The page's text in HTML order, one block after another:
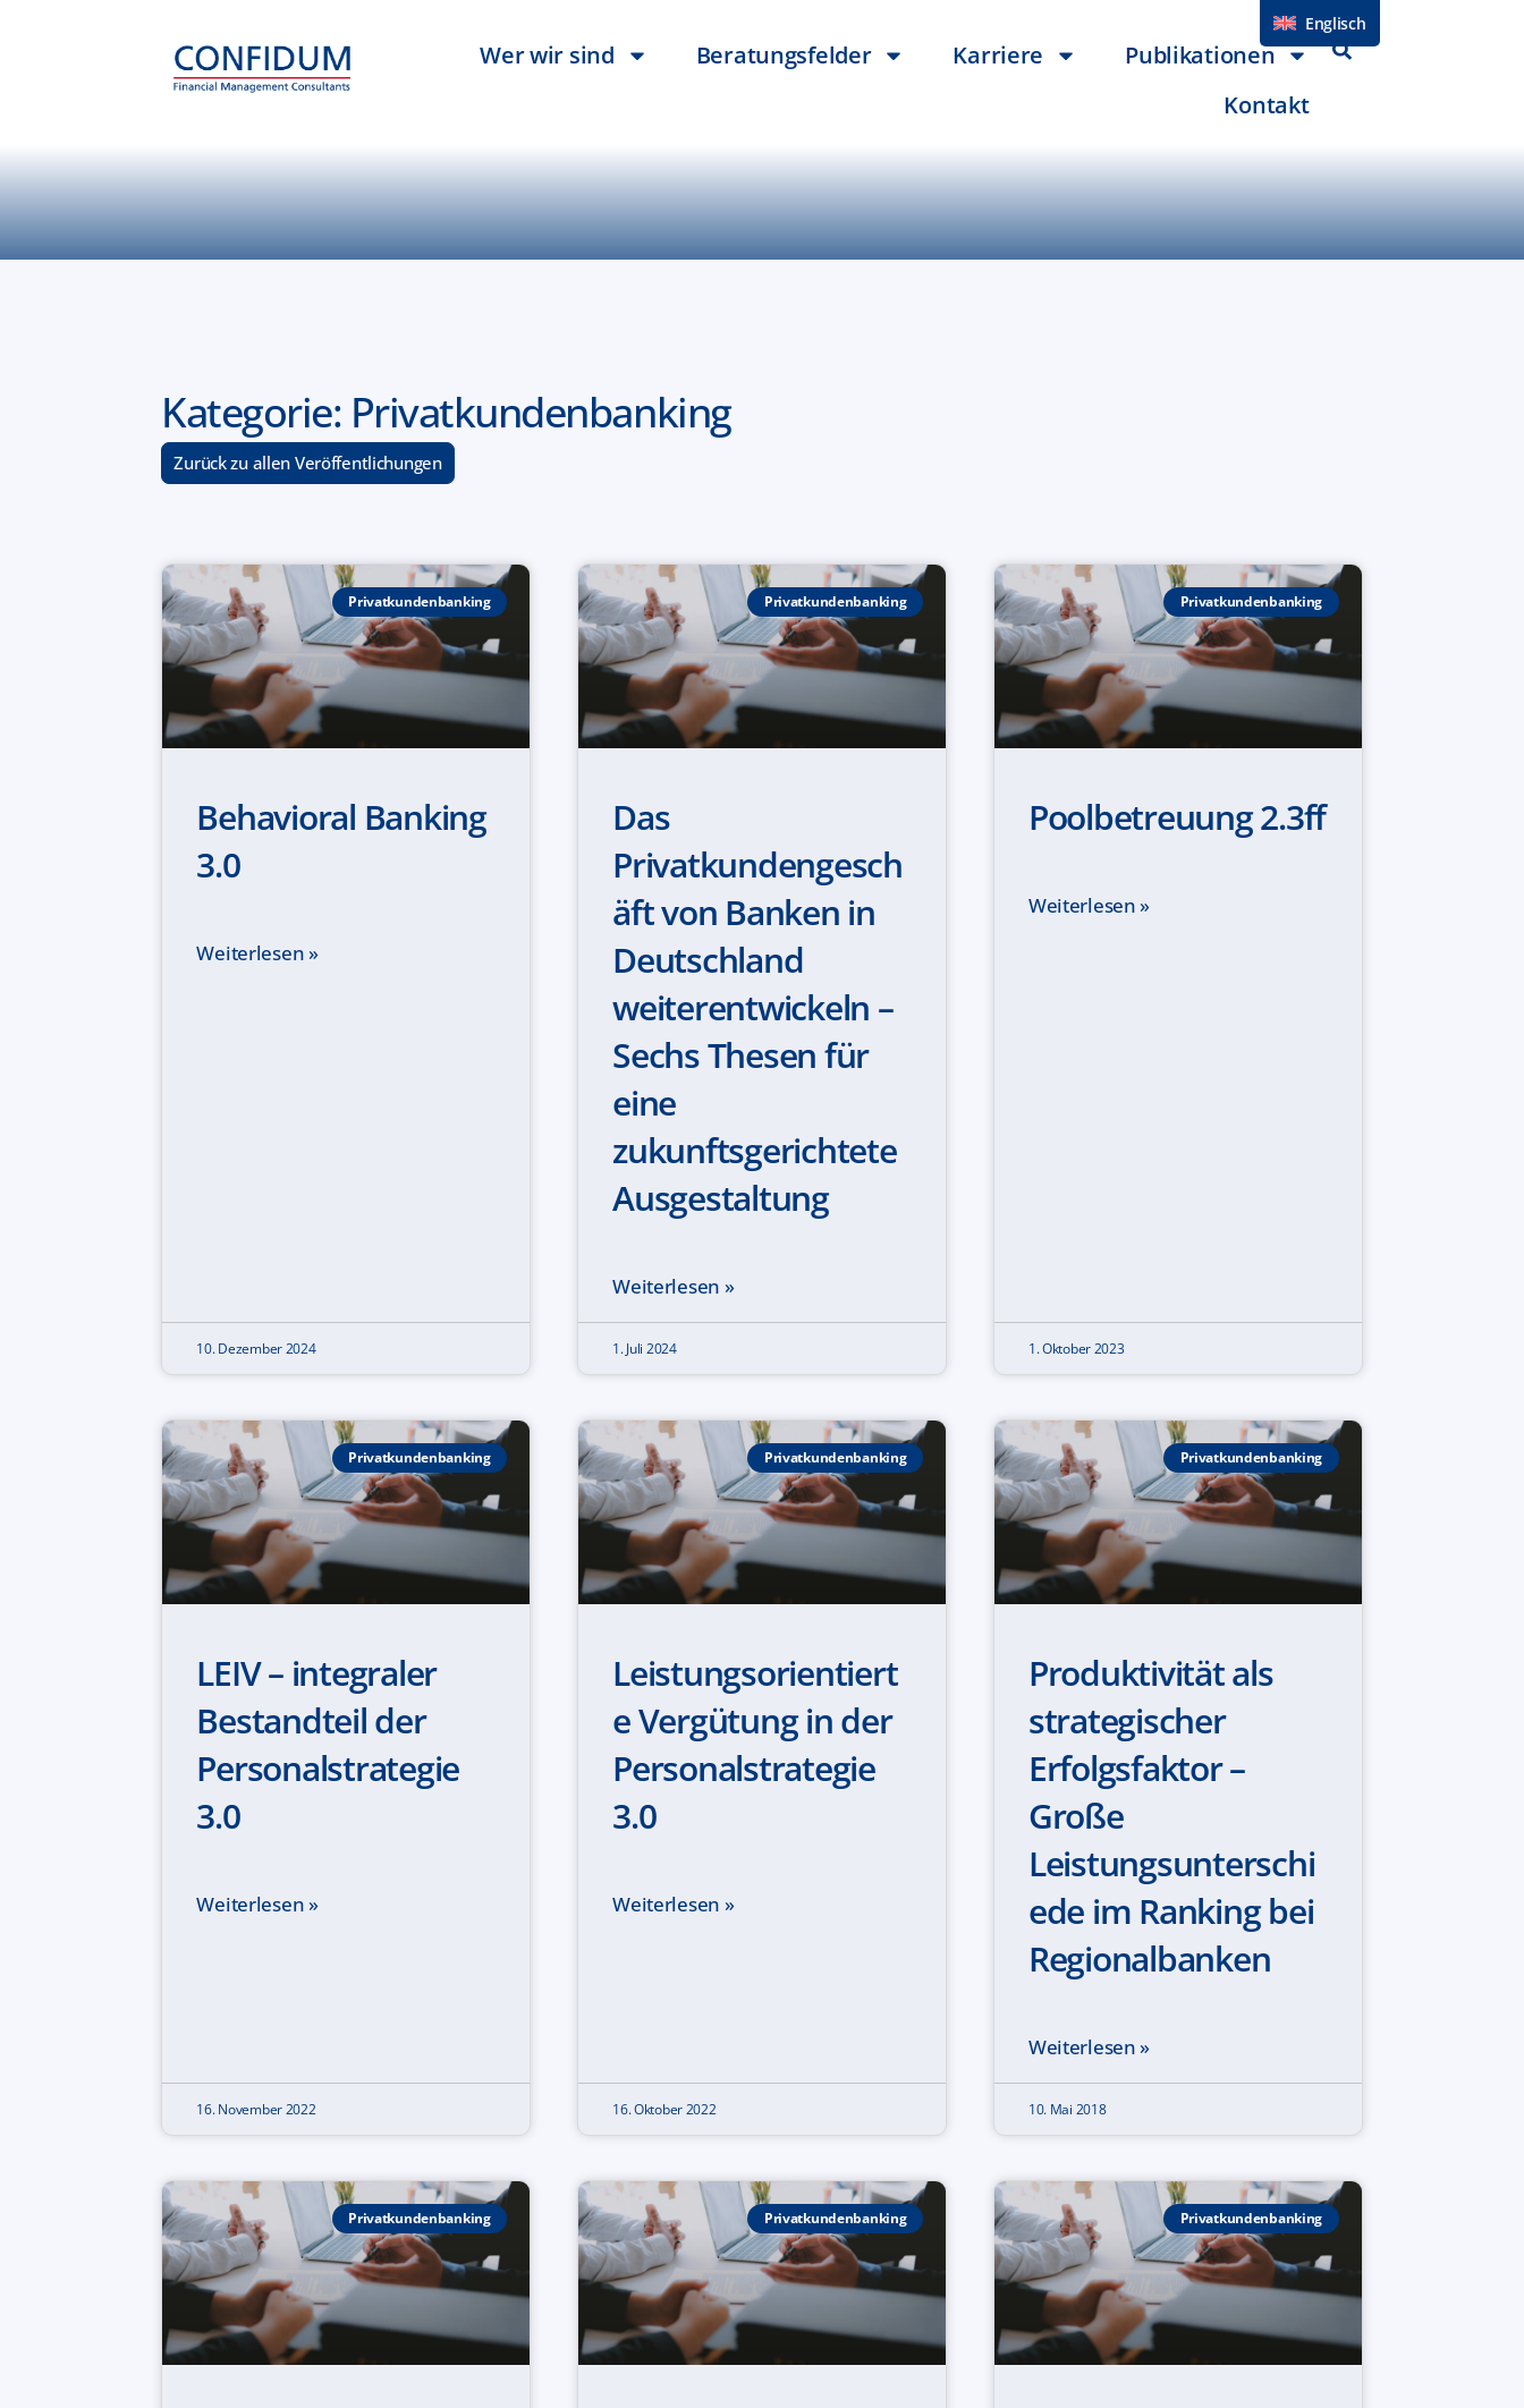
Englisch
Wer wir sind Beratungsfelder Karriere
Publikationen
Kontakt
Kategorie: Privatkundenbanking
Zurück zu allen Veröffentlichungen
Privatkundenbanking
Behavioral Banking
3.0
Weiterlesen »
10. Dezember 2024
Privatkundenbanking
Das
Privatkundengesch
äft von Banken in
Deutschland
weiterentwickeln –
Sechs Thesen für
eine
zukunftsgerichtete
Ausgestaltung
Weiterlesen »
1. Juli 2024
Privatkundenbanking
Poolbetreuung 2.3ff
Weiterlesen »
1. Oktober 2023
Privatkundenbanking
LEIV – integraler
Bestandteil der
Personalstrategie
3.0
Weiterlesen »
16. November 2022
Privatkundenbanking
Leistungsorientiert
e Vergütung in der
Personalstrategie
3.0
Weiterlesen »
16. Oktober 2022
Privatkundenbanking
Produktivität als
strategischer
Erfolgsfaktor –
Große
Leistungsunterschi
ede im Ranking bei
Regionalbanken
Weiterlesen »
10. Mai 2018
Privatkundenbanking Privatkundenbanking Privatkundenbanking